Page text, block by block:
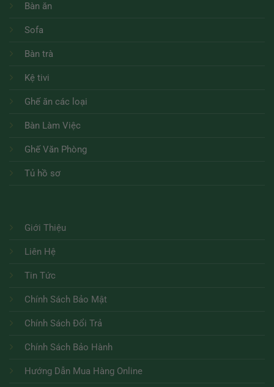
Bàn ăn
Sofa
Bàn trà
Kệ tivi
Ghế ăn các loại
Bàn Làm Việc
Ghế Văn Phòng
Tủ hồ sơ
Giới Thiệu
Liên Hệ
Tin Tức
Chính Sách Bảo Mật
Chính Sách Đổi Trả
Chính Sách Bảo Hành
Hướng Dẫn Mua Hàng Online